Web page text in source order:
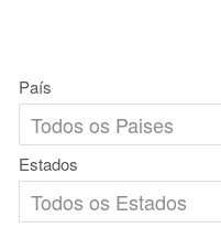
País
Estados